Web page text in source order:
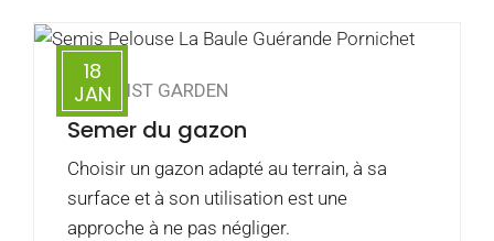
18
JANASSIST GARDEN
Semer du gazon
Choisir un gazon adapté au terrain, à sa
surface et à son utilisation est une
approche à ne pas négliger.